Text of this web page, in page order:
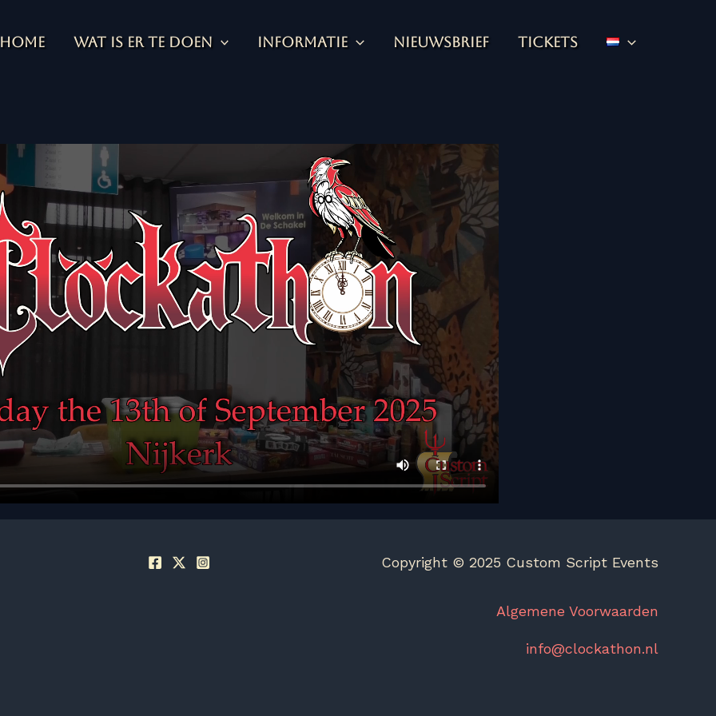
Home Wat is er te doen Informatie Nieuwsbrief Tickets
Copyright © 2025 Custom Script Events
Algemene Voorwaarden
info@clockathon.nl